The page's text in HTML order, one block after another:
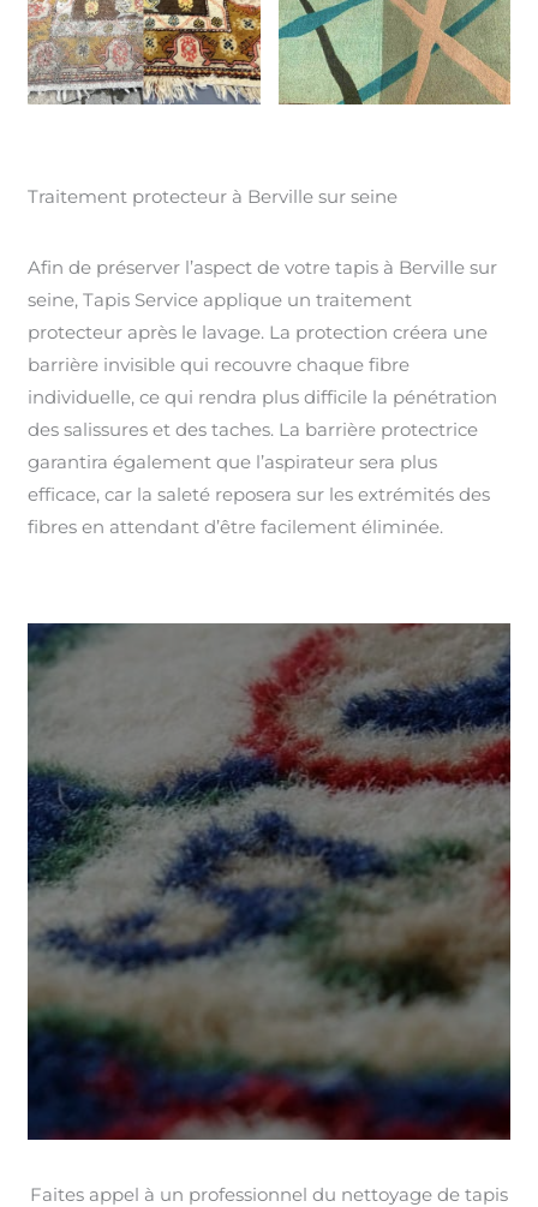
Traitement protecteur à Berville sur seine
Afin de préserver l’aspect de votre tapis à Berville sur
seine, Tapis Service applique un traitement
protecteur après le lavage. La protection créera une
barrière invisible qui recouvre chaque fibre
individuelle, ce qui rendra plus difficile la pénétration
des salissures et des taches. La barrière protectrice
garantira également que l’aspirateur sera plus
efficace, car la saleté reposera sur les extrémités des
fibres en attendant d’être facilement éliminée.
Faites appel à un professionnel du nettoyage de tapis